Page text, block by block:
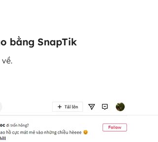
bằng SnapTik